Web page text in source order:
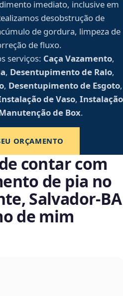
imediato, inclusive em
desobstrução de
de gordura, limpeza de
de fluxo.
serviços: Caça Vazamento,
, Desentupimento de Ralo,
, Desentupimento de Esgoto,
de Vaso, Instalação
de Box.
ORÇAMENTO
contar com
de pia no
Salvador‑BA
de mim